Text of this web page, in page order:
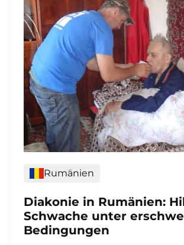
Rumänien
Diakonie in Rumänien:
Schwache unter
Bedingungen